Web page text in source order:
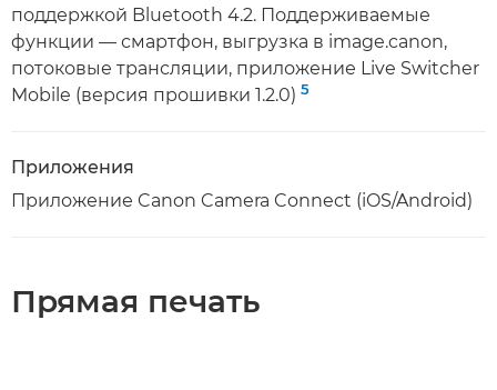
поддержкой Bluetooth 4.2. Поддерживаемые
функции — смартфон, выгрузка в image.canon,
потоковые трансляции, приложение Live Switcher
Mobile (версия прошивки 1.2.0) 5
Приложения
Приложение Canon Camera Connect (iOS/Android)
Прямая печать